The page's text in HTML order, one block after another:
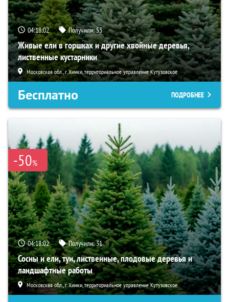
04:18:01 Получили:53
Живые ели в горшках и другие хвойные деревья,
лиственные кустарники
Московская обл., г. Химки, территориальное управление Кутузовское
Бесплатно ПОДРОБНЕЕ
-50%
04:18:01 Получили:31
Сосны и ели, туи, лиственные, плодовые деревья и
ландшафтные работы
Московская обл., г. Химки, территориальное управление Кутузовское